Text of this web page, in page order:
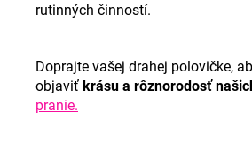
rutinných činností.
Doprajte vašej drahej polovičke,
objaviť krásu a rôznorodosť
pranie.